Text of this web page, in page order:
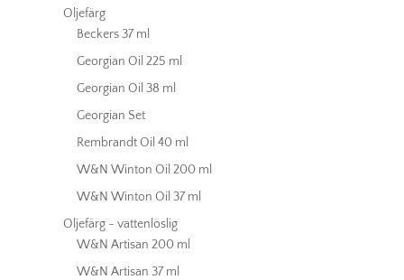
Oljefärg
Beckers 37 ml
Georgian Oil 225 ml
Georgian Oil 38 ml
Georgian Set
Rembrandt Oil 40 ml
W&N Winton Oil 200 ml
W&N Winton Oil 37 ml
Oljefärg - vattenlöslig
W&N Artisan 200 ml
W&N Artisan 37 ml